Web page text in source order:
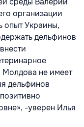
организации
опыт Украины,
дельфинов
Молдова не имеет
дельфинов
-уверен Илья